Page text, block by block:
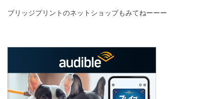
ブリッジプリントのネットショップもみてねーーー